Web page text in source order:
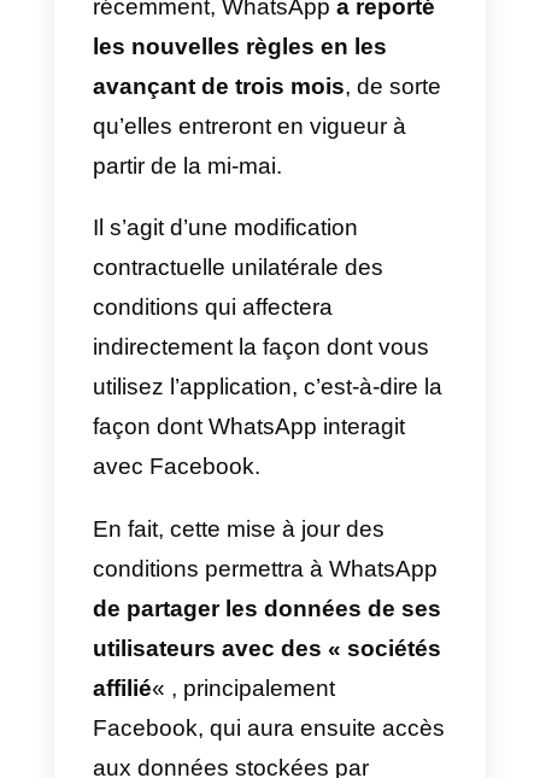
actualise
ses conditions
d’utilisation et sa politique de
confidentialité, qui devront être
obligatoirement acceptées, sinon
vous serez banni de la célèbre
plateforme de messagerie
instantanée.
Initialement, la date limite pour
accepter les nouvelles conditions
récemment, WhatsApp
les nouvelles règles en les
avançant de trois mois, de
qu’elles entreront en vigueur à
partir de la mi-mai.